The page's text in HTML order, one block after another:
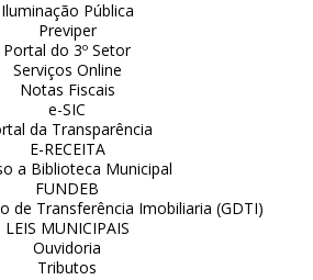
Iluminação Pública
Previper
Portal do 3º Setor
Serviços Online
Notas Fiscais
e-SIC
da Transparência
E-RECEITA
a Biblioteca Municipal
FUNDEB
de Transferência Imobiliaria (GDTI)
LEIS MUNICIPAIS
Ouvidoria
Tributos